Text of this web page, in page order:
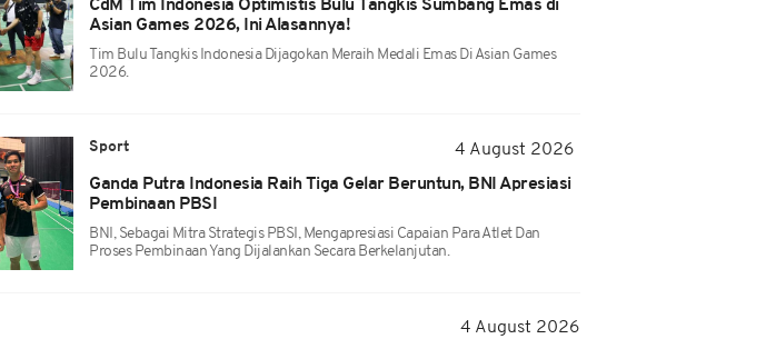
CdM Tim Indonesia Optimistis Bulu Tangkis Sumbang Emas di
Asian Games 2026, Ini Alasannya!
Tim Bulu Tangkis Indonesia Dijagokan Meraih Medali Emas Di Asian Games
2026.
Sport
4 August 2026
Ganda Putra Indonesia Raih Tiga Gelar Beruntun, BNI Apresiasi
Pembinaan PBSI
BNI, Sebagai Mitra Strategis PBSI, Mengapresiasi Capaian Para Atlet Dan
Proses Pembinaan Yang Dijalankan Secara Berkelanjutan.
4 August 2026